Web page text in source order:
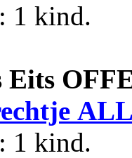
1 kind.
Eits
1 kind.